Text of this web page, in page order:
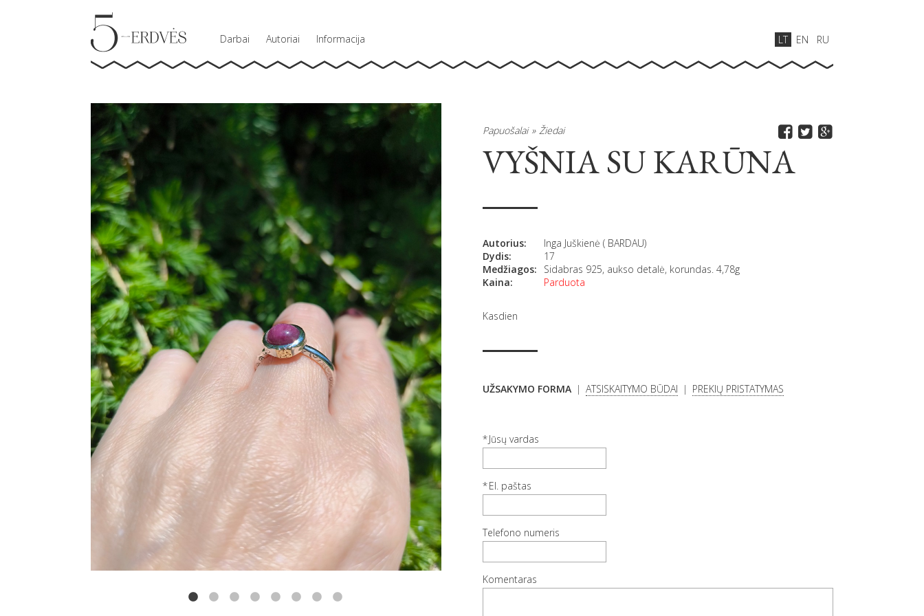
LT EN RU
Darbai Autoriai Informacija
Papuošalai Žiedai
VYŠNIA SU KARŪNA
Autorius:
Inga Juškienė ( BARDAU)
Dydis:
17
Medžiagos:
Sidabras 925, aukso detalė, korundas. 4,78g
Kaina:
Parduota
Kasdien
UŽSAKYMO FORMA ATSISKAITYMO BŪDAI PREKIŲ PRISTATYMAS
Jūsų vardas
El. paštas
Telefono numeris
Komentaras